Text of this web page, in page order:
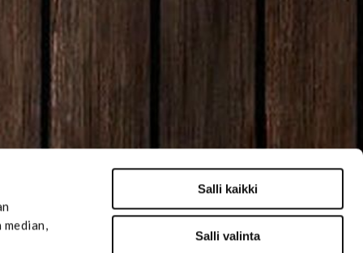
median,
Salli kaikki
Salli valinta